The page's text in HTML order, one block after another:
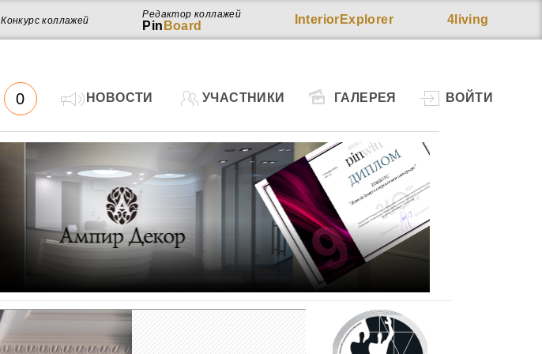
4living
InteriorExplorer
Редактор коллажей
Pin Board
Конкурс коллажей
0 НОВОСТИ УЧАСТНИКИ ГАЛЕРЕЯ ВОЙТИ